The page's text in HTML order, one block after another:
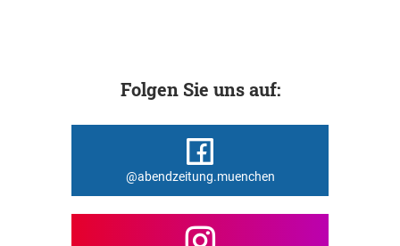
Folgen Sie uns auf:
@abendzeitung.muenchen